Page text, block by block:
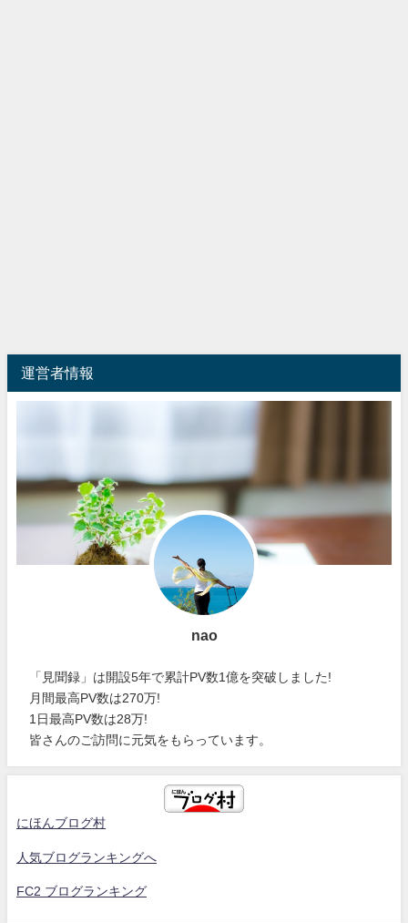
運営者情報
nao
「見聞録」は開設5年で累計PV数1億を突破しました!
月間最高PV数は270万!
1日最高PV数は28万!
皆さんのご訪問に元気をもらっています。
にほんブログ村
人気ブログランキングへ
FC2 ブログランキング